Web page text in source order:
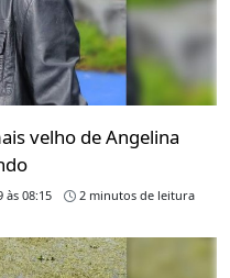
velho de Angelina
às 08:15 2 minutos de leitura